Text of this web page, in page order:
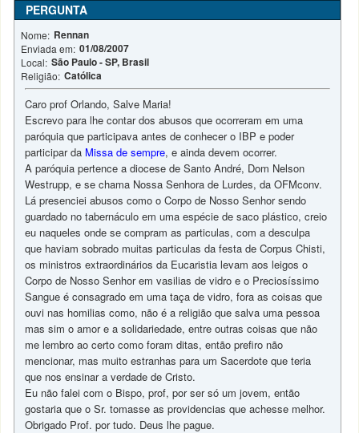
PERGUNTA
Nome: Rennan
Enviada em: 01/08/2007
Local: São Paulo - SP, Brasil
Religião: Católica
Caro prof Orlando, Salve Maria!
Escrevo para lhe contar dos abusos que ocorreram em uma
paróquia que participava antes de conhecer o IBP e poder
participar da Missa de sempre, e ainda devem ocorrer.
A paróquia pertence a diocese de Santo André, Dom Nelson
Westrupp, e se chama Nossa Senhora de Lurdes, da OFMconv.
Lá presenciei abusos como o Corpo de Nosso Senhor sendo
guardado no tabernáculo em uma espécie de saco plástico, creio
eu naqueles onde se compram as particulas, com a desculpa
que haviam sobrado muitas particulas da festa de Corpus Chisti,
os ministros extraordinários da Eucaristia levam aos leigos o
Corpo de Nosso Senhor em vasilias de vidro e o Preciosíssimo
Sangue é consagrado em uma taça de vidro, fora as coisas que
ouvi nas homilias como, não é a religião que salva uma pessoa
mas sim o amor e a solidariedade, entre outras coisas que não
me lembro ao certo como foram ditas, então prefiro não
mencionar, mas muito estranhas para um Sacerdote que teria
que nos ensinar a verdade de Cristo.
Eu não falei com o Bispo, prof, por ser só um jovem, então
gostaria que o Sr. tomasse as providencias que achesse melhor.
Obrigado Prof. por tudo. Deus lhe pague.